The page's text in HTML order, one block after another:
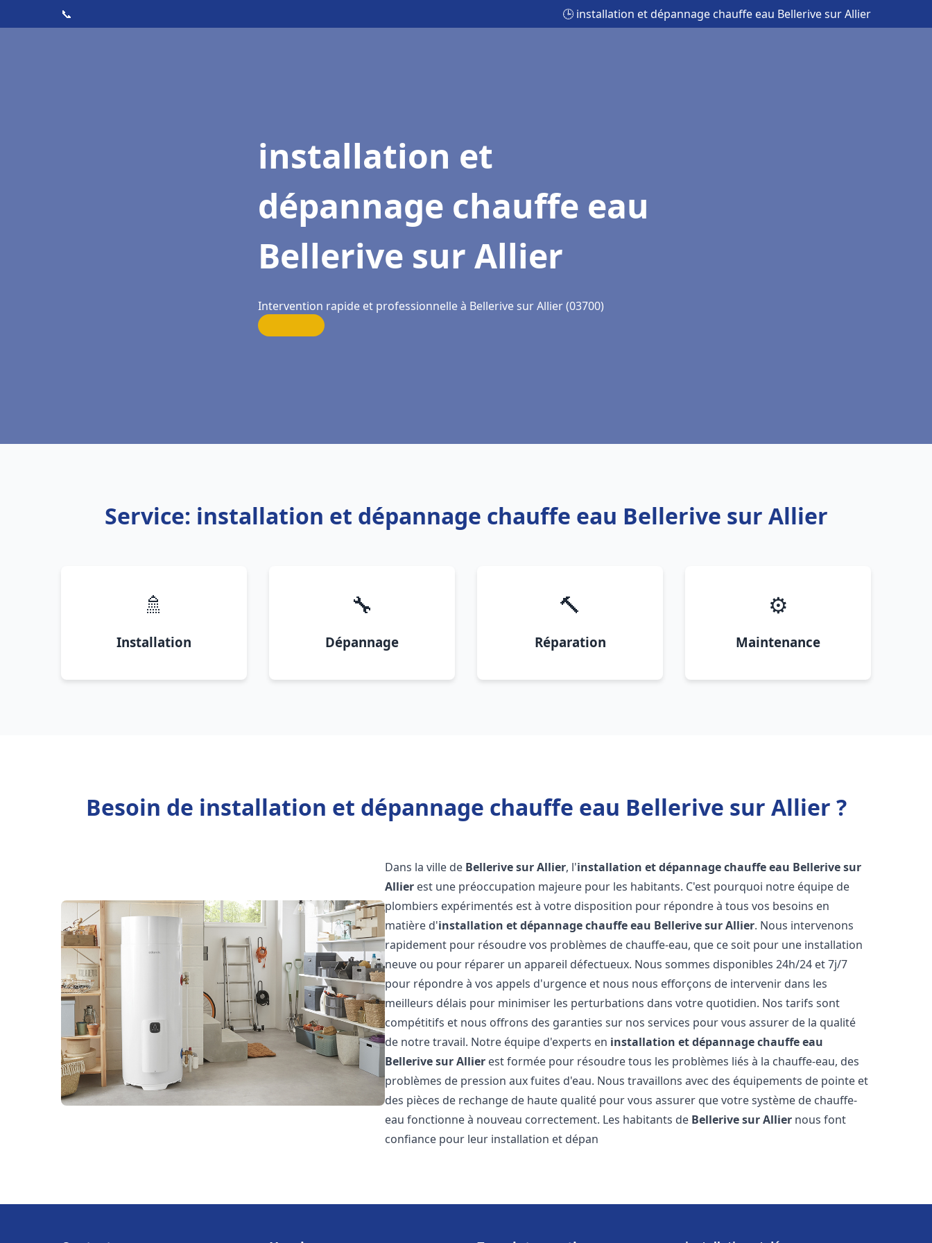
📞 🕒 installation et dépannage chauffe eau Bellerive sur Allier
installation et
dépannage chauffe eau
Bellerive sur Allier
Intervention rapide et professionnelle à Bellerive sur Allier (03700)
Service: installation et dépannage chauffe eau Bellerive sur Allier
🚿
Installation
🔧
Dépannage
🔨
Réparation
⚙️
Maintenance
Besoin de installation et dépannage chauffe eau Bellerive sur Allier ?
Dans la ville de Bellerive sur Allier, l'installation et dépannage chauffe eau Bellerive sur
Allier est une préoccupation majeure pour les habitants. C'est pourquoi notre équipe de
plombiers expérimentés est à votre disposition pour répondre à tous vos besoins en
matière d'installation et dépannage chauffe eau Bellerive sur Allier. Nous intervenons
rapidement pour résoudre vos problèmes de chauffe-eau, que ce soit pour une installation
neuve ou pour réparer un appareil défectueux. Nous sommes disponibles 24h/24 et 7j/7
pour répondre à vos appels d'urgence et nous nous efforçons de intervenir dans les
meilleurs délais pour minimiser les perturbations dans votre quotidien. Nos tarifs sont
compétitifs et nous offrons des garanties sur nos services pour vous assurer de la qualité
de notre travail. Notre équipe d'experts en installation et dépannage chauffe eau
Bellerive sur Allier est formée pour résoudre tous les problèmes liés à la chauffe-eau, des
problèmes de pression aux fuites d'eau. Nous travaillons avec des équipements de pointe et
des pièces de rechange de haute qualité pour vous assurer que votre système de chauffe-
eau fonctionne à nouveau correctement. Les habitants de Bellerive sur Allier nous font
confiance pour leur installation et dépan